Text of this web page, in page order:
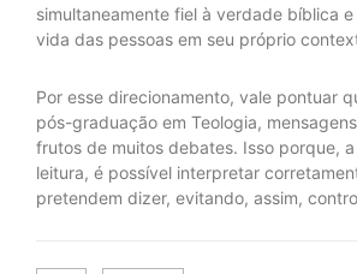
simultaneamente fiel à verdade bíblica
vida das pessoas em seu próprio
Por esse direcionamento, vale pontuar
pós-graduação em Teologia,
frutos de muitos debates. Isso porque,
leitura, é possível interpretar
pretendem dizer, evitando, assim,